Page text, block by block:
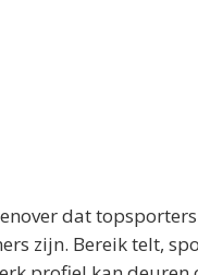
dat
zijn. Bereik telt,